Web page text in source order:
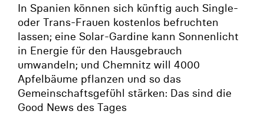
In Spanien können sich künftig auch Single-
oder Trans-Frauen kostenlos befruchten
lassen; eine Solar-Gardine kann Sonnenlicht
in Energie für den Hausgebrauch
umwandeln; und Chemnitz will 4000
Apfelbäume pflanzen und so das
Gemeinschaftsgefühl stärken: Das sind die
Good News des Tages